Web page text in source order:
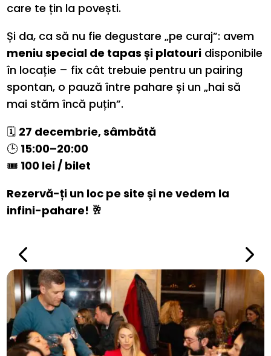
care te țin la povești.
Și da, ca să nu fie degustare „pe curaj”: avem
meniu special de tapas și platouri disponibile
în locație – fix cât trebuie pentru un pairing
spontan, o pauză între pahare și un „hai să
mai stăm încă puțin”.
🗓️ 27 decembrie, sâmbătă
🕒 15:00–20:00
🎟️ 100 lei / bilet
Rezervă-ți un loc pe site și ne vedem la
infini-pahare! 🥂